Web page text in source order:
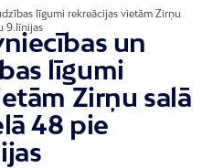
līgumi rekreācijas vietām Zirņu
9.līnijas
un
līgumi
Zirņu salā
48 pie